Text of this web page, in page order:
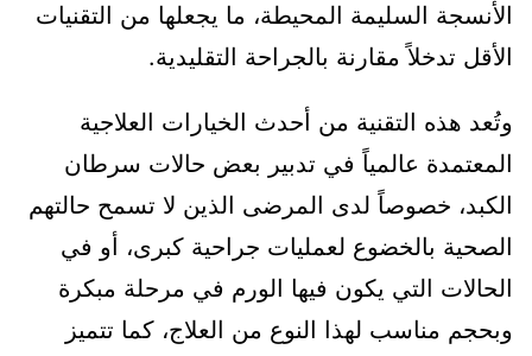
الأنسجة السليمة المحيطة، ما يجعلها من التقنيات
الأقل تدخلاً مقارنة بالجراحة التقليدية.
وتُعد هذه التقنية من أحدث الخيارات العلاجية
المعتمدة عالمياً في تدبير بعض حالات سرطان
الكبد، خصوصاً لدى المرضى الذين لا تسمح حالتهم
الصحية بالخضوع لعمليات جراحية كبرى، أو في
الحالات التي يكون فيها الورم في مرحلة مبكرة
وبحجم مناسب لهذا النوع من العلاج، كما تتميز